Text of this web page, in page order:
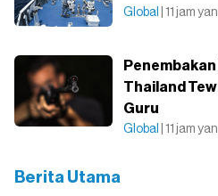
Global | 11 jam
Penembakan
Thailand
Guru
Global | 11 jam
Berita Utama